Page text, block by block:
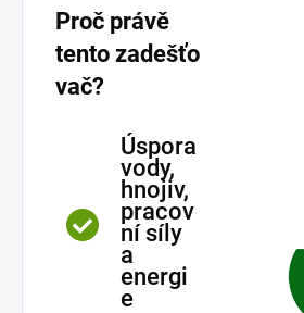
Proč právě
tento zadešťo
vač?
Úspora
vody,
hnojiv,
pracov
ní síly
a
energi
e